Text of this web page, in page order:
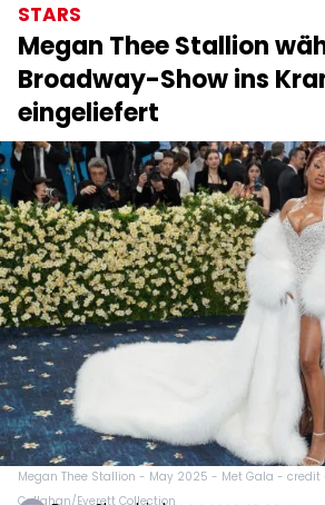
STARS
Megan Thee Stallion
Broadway-Show ins
eingeliefert
Megan Thee Stallion - May 2025 - Met Gala -
Callahan/Everett Collection